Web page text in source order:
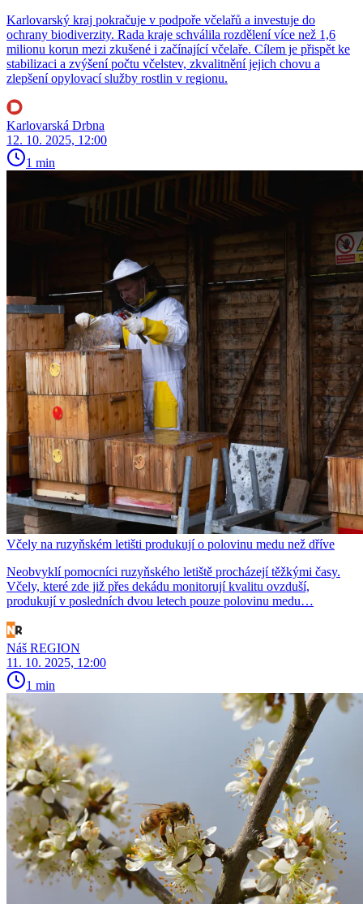
Karlovarský kraj pokračuje v podpoře včelařů a investuje do
ochrany biodiverzity. Rada kraje schválila rozdělení více než 1,6
milionu korun mezi zkušené i začínající včelaře. Cílem je přispět ke
stabilizaci a zvýšení počtu včelstev, zkvalitnění jejich chovu a
zlepšení opylovací služby rostlin v regionu.
Karlovarská Drbna
12. 10. 2025, 12:00
1 min
Včely na ruzyňském letišti produkují o polovinu medu než dříve
Neobvyklí pomocníci ruzyňského letiště procházejí těžkými časy.
Včely, které zde již přes dekádu monitorují kvalitu ovzduší,
produkují v posledních dvou letech pouze polovinu medu…
Náš REGION
11. 10. 2025, 12:00
1 min